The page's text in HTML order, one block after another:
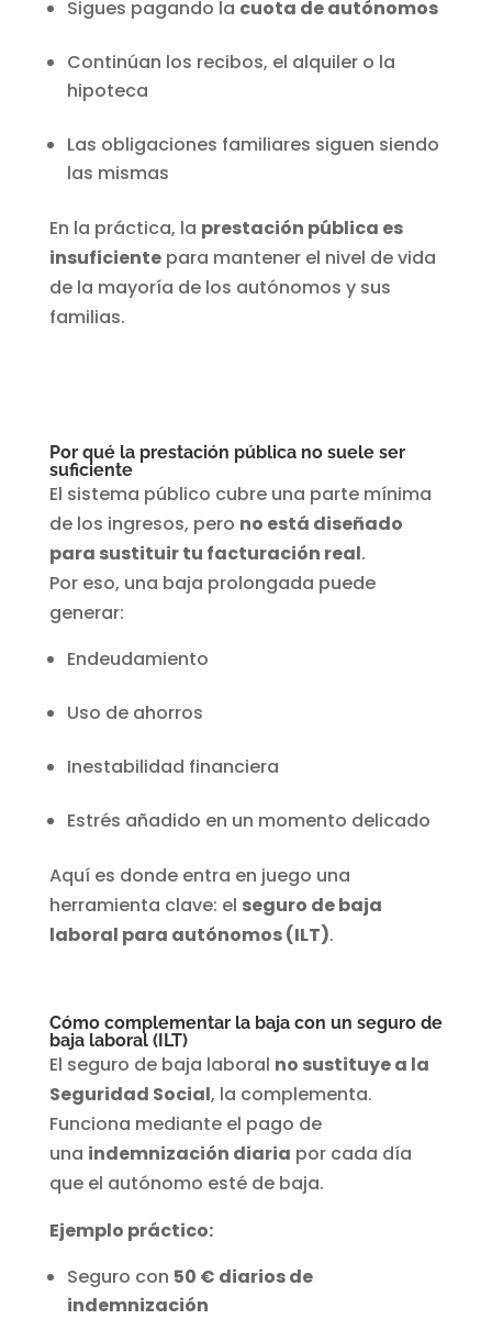
Sigues pagando la cuota de autónomos
Continúan los recibos, el alquiler o la
hipoteca
Las obligaciones familiares siguen siendo
las mismas
En la práctica, la prestación pública es
insuficientepara mantener el nivel de vida
de la mayoría de los autónomos y sus
familias.
Por qué la prestación pública no suele ser
suficiente
El sistema público cubre una parte mínima
de los ingresos, pero no está diseñado
para sustituir tu facturación real.
Por eso, una baja prolongada puede
generar:
Endeudamiento
Uso de ahorros
Inestabilidad financiera
Estrés añadido en un momento delicado
Aquí es donde entra en juego una
herramienta clave: el seguro de baja
laboral para autónomos (ILT).
Cómo complementar la baja con un seguro de
baja laboral (ILT)
El seguro de baja laboral no sustituye a la
Seguridad Social, la complementa.
Funciona mediante el pago de
una indemnización diaria por cada día
que el autónomo esté de baja.
Ejemplo práctico:
Seguro con 50 € diarios de
indemnización